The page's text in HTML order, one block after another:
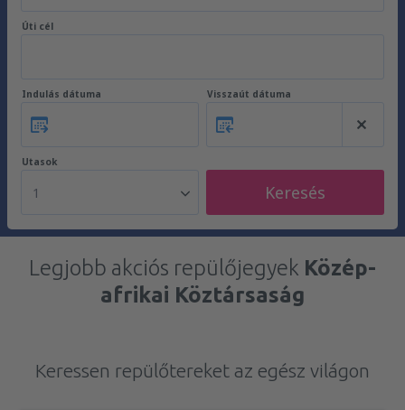
Úti cél
Indulás dátuma Visszaút dátuma
Utasok
1 Keresés
Legjobb akciós repülőjegyek Közép-
afrikai Köztársaság
Keressen repülőtereket az egész világon